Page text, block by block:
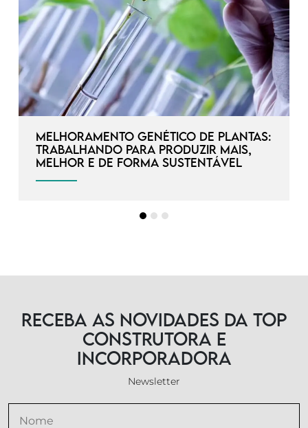
Melhoramento genético de plantas:
trabalhando para produzir mais,
melhor e de forma sustentável
Receba as novidades da TOP
Construtora e
Incorporadora
Newsletter